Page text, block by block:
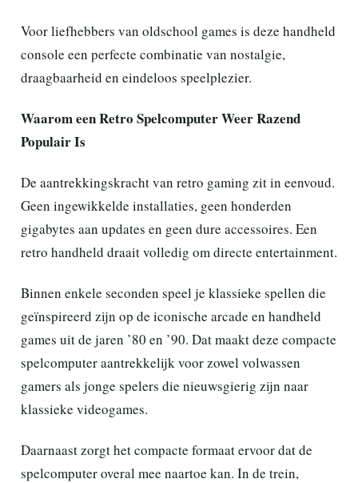
Voor liefhebbers van oldschool games is deze handheld
console een perfecte combinatie van nostalgie,
draagbaarheid en eindeloos speelplezier.
Waarom een Retro Spelcomputer Weer Razend
Populair Is
De aantrekkingskracht van retro gaming zit in eenvoud.
Geen ingewikkelde installaties, geen honderden
gigabytes aan updates en geen dure accessoires. Een
retro handheld draait volledig om directe entertainment.
Binnen enkele seconden speel je klassieke spellen die
geïnspireerd zijn op de iconische arcade en handheld
games uit de jaren ’80 en ’90. Dat maakt deze compacte
spelcomputer aantrekkelijk voor zowel volwassen
gamers als jonge spelers die nieuwsgierig zijn naar
klassieke videogames.
Daarnaast zorgt het compacte formaat ervoor dat de
spelcomputer overal mee naartoe kan. In de trein,